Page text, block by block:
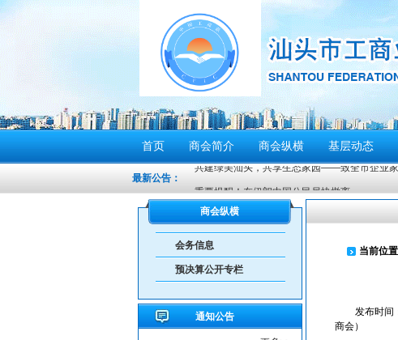
首页 商会简介 商会纵横 基层动态
最新公告：
密切关注超强台风“桦加沙”，注意防范
汕头将分区域、分行业、分时段实行“四停”
感谢信
汕头市2026年“6·30”助力乡村振兴活动倡议书
【人民防空宣传周】如何辨别防空警报？我们
6月21日10时15分，汕头将实施防空警报试鸣！
商会纵横
会务信息
预决算公开专栏
通知公告
当前位置
发布时间
商会）